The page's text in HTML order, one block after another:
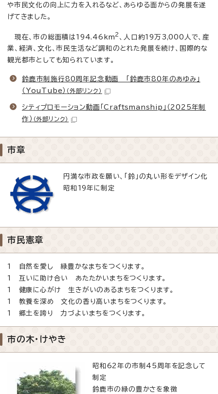
や市民文化の向上に力を入れるなど、あらゆる面からの発展を遂
げてきました。
現在、市の総面積は194.46km2 、人口約19万3,000人で、産
業、経済、文化、市民生活など調和のとれた発展を続け、国際的な
観光都市としても知られています。
鈴鹿市制施行80周年記念動画 「鈴鹿市80年のあゆみ」
（YouTube） （外部リンク）
シティプロモーション動画「Craftsmanship」（2025年制
作） （外部リンク）
市章
円満な市政を願い、「鈴」の丸い形をデザイン化
昭和19年に制定
市民憲章
1 自然を愛し 緑豊かなまちをつくります。
1 互いに助け合い あたたかいまちをつくります。
1 健康に心がけ 生きがいのあるまちをつくります。
1 教養を深め 文化の香り高いまちをつくります。
1 郷土を誇り 力づよいまちをつくります。
市の木・けやき
昭和62年の市制45周年を記念して
制定
鈴鹿市の緑の豊かさを象徴